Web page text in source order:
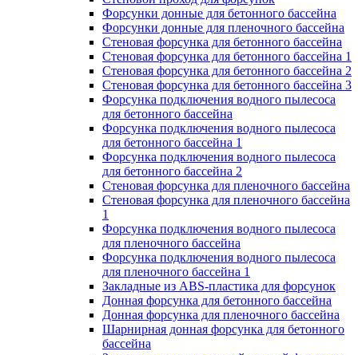
Форсунки донные для бетонного бассейна
Форсунки донные для пленочного бассейна
Стеновая форсунка для бетонного бассейна
Стеновая форсунка для бетонного бассейна 1
Стеновая форсунка для бетонного бассейна 2
Стеновая форсунка для бетонного бассейна 3
Форсунка подключения водного пылесоса
для бетонного бассейна
Форсунка подключения водного пылесоса
для бетонного бассейна 1
Форсунка подключения водного пылесоса
для бетонного бассейна 2
Стеновая форсунка для пленочного бассейна
Стеновая форсунка для пленочного бассейна
1
Форсунка подключения водного пылесоса
для пленочного бассейна
Форсунка подключения водного пылесоса
для пленочного бассейна 1
Закладные из ABS-пластика для форсунок
Донная форсунка для бетонного бассейна
Донная форсунка для пленочного бассейна
Шарнирная донная форсунка для бетонного
бассейна